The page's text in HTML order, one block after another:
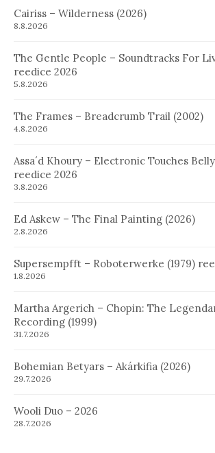
Cairiss – Wilderness (2026)
8.8.2026
The Gentle People – Soundtracks For
reedice 2026
5.8.2026
The Frames – Breadcrumb Trail (2002)
4.8.2026
Assa´d Khoury – Electronic Touches
reedice 2026
3.8.2026
Ed Askew – The Final Painting (2026)
2.8.2026
Supersempfft – Roboterwerke (1979)
1.8.2026
Martha Argerich – Chopin: The
Recording (1999)
31.7.2026
Bohemian Betyars – Akárkifia (2026)
29.7.2026
Wooli Duo – 2026
28.7.2026